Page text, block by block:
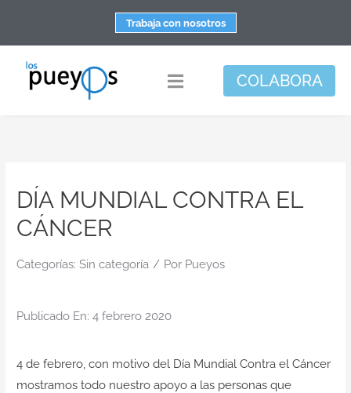
contenido
Trabaja con nosotros
Toggle
Apoyo personal y familiar
Responsabilidad social
Actualidad
COLABORA
DÍA MUNDIAL CONTRA EL
CÁNCER
Categorías: Sin categoría / Por Pueyos
Publicado En: 4 febrero 2020
4 de febrero, con motivo del Día Mundial Contra el Cáncer
mostramos todo nuestro apoyo a las personas que